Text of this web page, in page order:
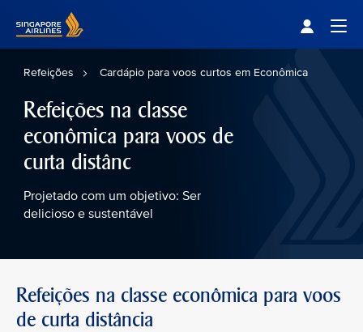
Refeições Cardápio para voos curtos em Econômica
Refeições na classe
econômica para voos de
curta distânc
Projetado com um objetivo: Ser
delicioso e sustentável
Refeições na classe econômica para voos
de curta distância